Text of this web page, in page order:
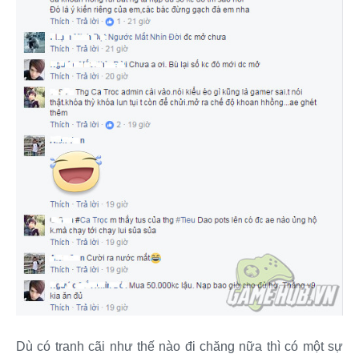
Dù có tranh cãi như thế nào đi chăng nữa thì có một sự